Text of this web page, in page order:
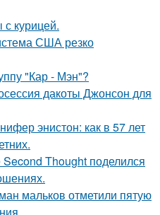
курицей.
США резко
"Кар - Мэн"?
дакоты Джонсон для
энистон: как в 57 лет
Thought поделился
мальков отметили пятую